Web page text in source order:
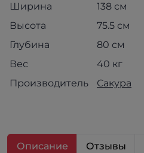
Ширина
138 см
Высота
75.5 см
Глубина
80 см
Вес
40 кг
Производитель
Сакура
Описание Отзывы